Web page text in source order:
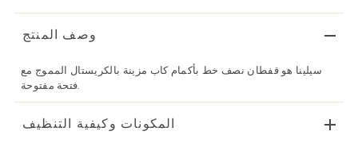
وصف المنتج
سيلينا هو قفطان نصف خط بأكمام كاب مزينة بالكريستال المموج مع
فتحة مفتوحة.
المكونات وكيفية التنظيف